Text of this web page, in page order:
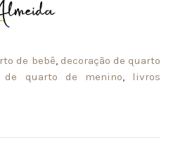
de bebê, decoração de quarto
de quarto de menino, livros